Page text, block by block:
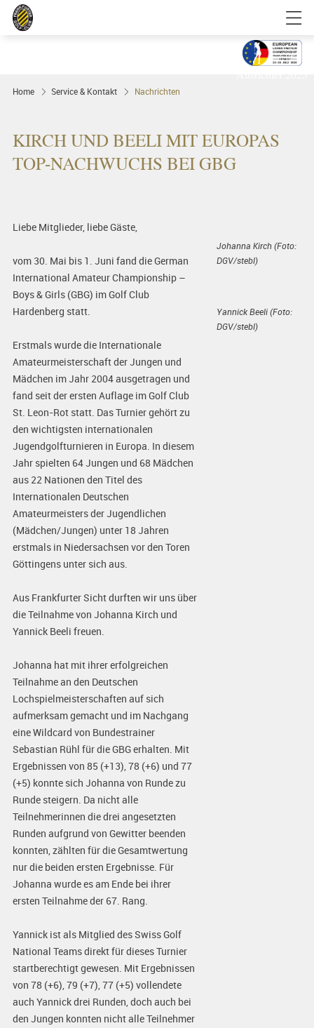
Home Service & Kontakt Nachrichten
KIRCH UND BEELI MIT EUROPAS
TOP-NACHWUCHS BEI GBG
Liebe Mitglieder, liebe Gäste,
vom 30. Mai bis 1. Juni fand die German
International Amateur Championship –
Boys & Girls (GBG) im Golf Club
Hardenberg statt.
Erstmals wurde die Internationale
Amateurmeisterschaft der Jungen und
Mädchen im Jahr 2004 ausgetragen und
fand seit der ersten Auflage im Golf Club
St. Leon-Rot statt. Das Turnier gehört zu
den wichtigsten internationalen
Jugendgolfturnieren in Europa. In diesem
Jahr spielten 64 Jungen und 68 Mädchen
aus 22 Nationen den Titel des
Internationalen Deutschen
Amateurmeisters der Jugendlichen
(Mädchen/Jungen) unter 18 Jahren
erstmals in Niedersachsen vor den Toren
Göttingens unter sich aus.
Aus Frankfurter Sicht durften wir uns über
die Teilnahme von Johanna Kirch und
Yannick Beeli freuen.
Johanna hat mit ihrer erfolgreichen
Teilnahme an den Deutschen
Lochspielmeisterschaften auf sich
aufmerksam gemacht und im Nachgang
eine Wildcard von Bundestrainer
Sebastian Rühl für die GBG erhalten. Mit
Ergebnissen von 85 (+13), 78 (+6) und 77
(+5) konnte sich Johanna von Runde zu
Runde steigern. Da nicht alle
Teilnehmerinnen die drei angesetzten
Runden aufgrund von Gewitter beenden
konnten, zählten für die Gesamtwertung
nur die beiden ersten Ergebnisse. Für
Johanna wurde es am Ende bei ihrer
ersten Teilnahme der 67. Rang.
Yannick ist als Mitglied des Swiss Golf
National Teams direkt für dieses Turnier
startberechtigt gewesen. Mit Ergebnissen
von 78 (+6), 79 (+7), 77 (+5) vollendete
auch Yannick drei Runden, doch auch bei
den Jungen konnten nicht alle Teilnehmer
Johanna Kirch (Foto:
DGV/stebl)
Yannick Beeli (Foto:
DGV/stebl)